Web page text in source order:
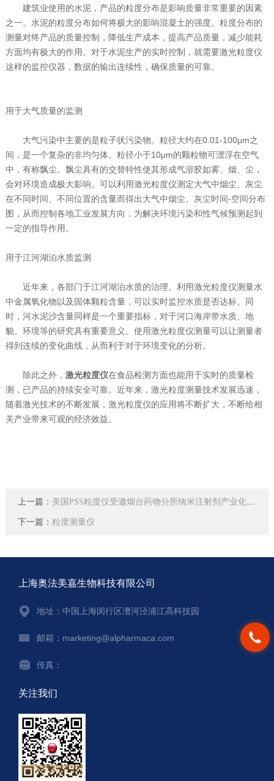
建筑业使用的水泥，产品的粒度分布是影响质量非常重要的因素
之一。水泥的粒度分布如何将极大的影响混凝土的强度。粒度分布的
测量对终产品的质量控制，降低生产成本，提高产品质量，减少能耗
方面均有极大的作用。对于水泥生产的实时控制，就需要激光粒度仪
这样的监控仪器，数据的输出连续性，确保质量的可靠。
用于大气质量的监测
大气污染中主要的是粒子状污染物。粒径大约在0.01-100μm之
间，是一个复杂的非均匀体。粒径小于10μm的颗粒物可漂浮在空气
中，有称飘尘。飘尘具有的交替特性使其形成气溶胶如雾、烟、尘，
会对环境造成极大影响。可以利用激光粒度仪测定大气中烟尘、灰尘
在不同时间、不同位置的含量而得出大气中烟尘、灰尘时间-空间分布
图，从而控制各地工业发展方向，为解决环境污染和性气候预测起到
一定的指导作用。
用于江河湖泊水质监测
近年来，各部门于江河湖泊水质的治理。利用激光粒度仪测量水
中金属氧化物以及固体颗粒含量，可以实时监控水质是否达标。同
时，河水泥沙含量同样是一个重要指标，对于河口海岸带水质、地
貌、环境等的研究具有重要意义。使用激光粒度仪测量可以让测量者
得到连续的变化曲线，从而利于对于环境变化的分析。
除此之外， 激光粒度仪在食品检测方面也能用于实时的质量检
测，已产品的持续安全可靠。近年来，激光粒度测量技术发展迅速，
随着激光技术的不断发展，激光粒度仪的应用将不断扩大，不断给相
关产业带来可观的经济效益。
上一篇： 美国PSS粒度仪受邀烟台药物分所纳米注射剂产业化论坛
下一篇： 粒度测量仪
上海奥法美嘉生物科技有限公司
地址：中国上海闵行区漕河泾浦江高科技园
邮箱：marketing@alpharmaca.com
传真：
关注我们